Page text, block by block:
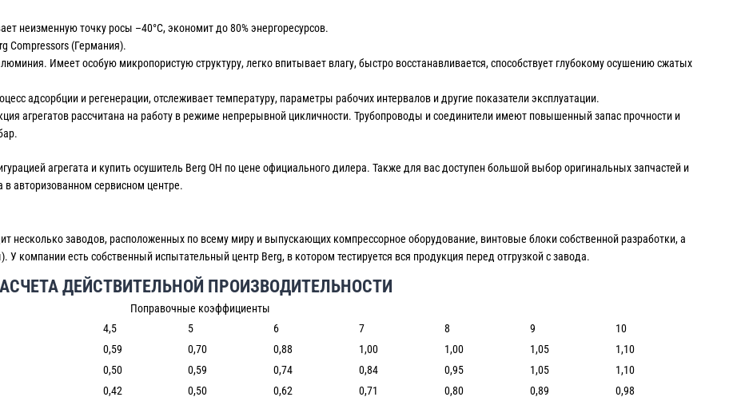
неизменную точку росы –40°C, экономит до 80% энергоресурсов.
Compressors (Германия).
Имеет особую микропористую структуру, легко впитывает влагу, быстро восстанавливается, способствует глубокому осушению сжатых
адсорбции и регенерации, отслеживает температуру, параметры рабочих интервалов и другие показатели эксплуатации.
агрегатов рассчитана на работу в режиме непрерывной цикличности. Трубопроводы и соединители имеют повышенный запас прочности и
агрегата и купить осушитель Berg OH по цене официального дилера. Также для вас доступен большой выбор оригинальных запчастей и
авторизованном сервисном центре.
несколько заводов, расположенных по всему миру и выпускающих компрессорное оборудование, винтовые блоки собственной разработки, а
есть собственный испытательный центр Berg, в котором тестируется вся продукция перед отгрузкой с завода.
ДЕЙСТВИТЕЛЬНОЙ ПРОИЗВОДИТЕЛЬНОСТИ
Поправочные коэффициенты
4,5 5 6 7 8 9
10
0,59 0,70 0,88 1,00 1,00 1,05
1,10
0,50 0,59 0,74 0,84 0,95 1,05
1,10
0,42 0,50 0,62 0,71 0,80 0,89
0,98